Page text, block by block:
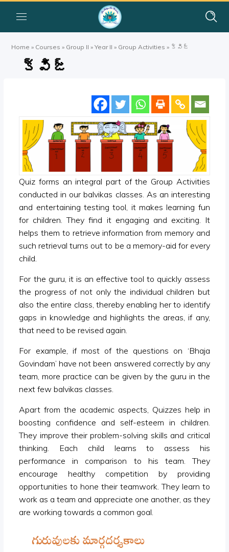
Home » Courses » Group II »Year II » Group Activities » క్విజ్
క్విజ్
Quiz forms an integral part of the Group Activities
conducted in our balvikas classes. As an interesting
and entertaining testing tool, it makes learning fun
for children. They find it engaging and exciting. It
helps them to retrieve information from memory and
such retrieval turns out to be a memory-aid for every
child.
For the guru, it is an effective tool to quickly assess
the progress of not only the individual children but
also the entire class, thereby enabling her to identify
gaps in knowledge and highlights the areas, if any,
that need to be revised again.
For example, if most of the questions on ‘Bhaja
Govindam’ have not been answered correctly by any
team, more practice can be given by the guru in the
next few balvikas classes.
Apart from the academic aspects, Quizzes help in
boosting confidence and self-esteem in children.
They improve their problem-solving skills and critical
thinking. Each child learns to assess his
performance in comparison to his team. They
encourage healthy competition by providing
opportunities to hone their teamwork. They learn to
work as a team and appreciate one another, as they
are working towards a common goal.
గురువులకు మార్గదర్శకాలు